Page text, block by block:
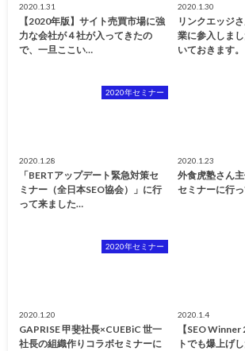
2020.1.31
【2020年版】サイト売買市場に強
力な会社が４社が入ってきたの
で、一旦ここい…
2020.1.30
リンクエッジ
業に参入しま
いておきます。
2020年セミナー
2020.1.28
「BERTアップデート緊急対策セ
ミナー（全日本SEO協会）」に行
って来ました…
2020.1.23
外食虎塾さん
セミナーに行
2020年セミナー
2020.1.20
GAPRISE 甲斐社長×CUEBiC 世一
社長の組織作りコラボセミナーに
2020.1.4
【SEO
トでも爆上げ